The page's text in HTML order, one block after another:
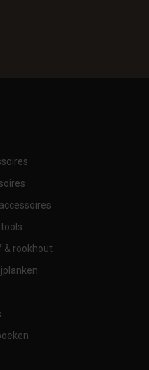
& rookhout